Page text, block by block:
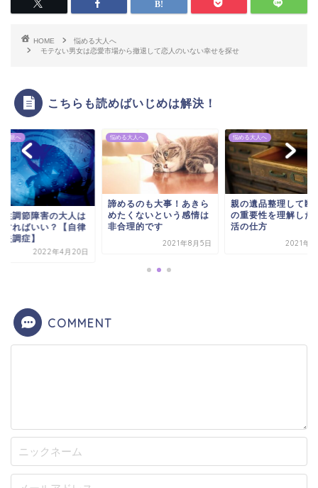
HOME
悩める大人へ
モテない男女は恋愛市場から撤退して恋人のいない幸せを探せ
こちらも読めばいじめは解決！
つ親へ
性調節障害の大人は
すればいい？【自律
調症】
2022年4月20日
悩める大人へ
諦めるのも大事！あきら
めたくないという感情は
非合理的です
2021年8月5日
悩める大人へ
親の遺品整理して断
の重要性を理解した
活の仕方
2021年3
COMMENT